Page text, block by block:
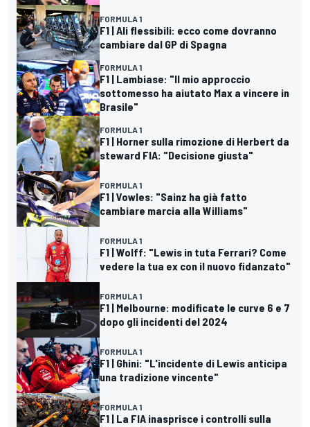
FORMULA 1
F1 | Ali flessibili: ecco come dovranno
cambiare dal GP di Spagna
FORMULA 1
F1 | Lambiase: "Il mio approccio
sottomesso ha aiutato Max a vincere in
Brasile"
FORMULA 1
F1 | Horner sulla rimozione di Herbert da
steward FIA: "Decisione giusta"
FORMULA 1
F1 | Vowles: "Sainz ha già fatto
cambiare marcia alla Williams"
FORMULA 1
F1 | Wolff: "Lewis in tuta Ferrari? Come
vedere la tua ex con il nuovo fidanzato"
FORMULA 1
F1 | Melbourne: modificate le curve 6 e 7
dopo gli incidenti del 2024
FORMULA 1
F1 | Ghini: "L'incidente di Lewis anticipa
una tradizione vincente"
FORMULA 1
F1 | La FIA inasprisce i controlli sulla